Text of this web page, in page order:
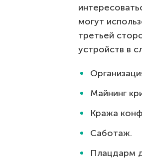
могут
третьей
устройств в
Майнинг
Кража
Саботаж.
Плацдарм